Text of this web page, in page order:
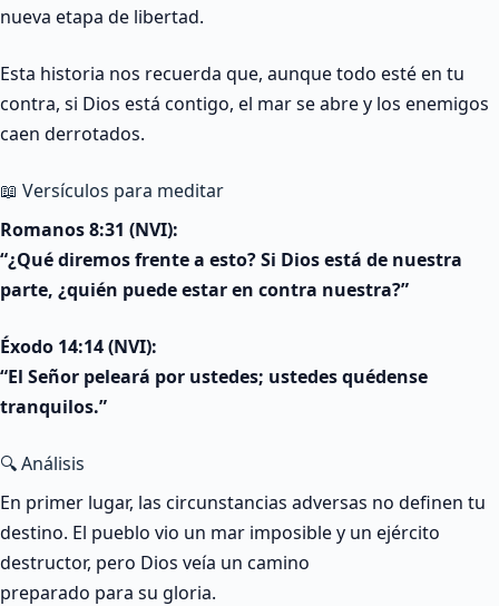
nueva etapa de libertad.
Esta historia nos recuerda que, aunque todo esté en tu
contra, si Dios está contigo, el mar se abre y los enemigos
caen derrotados.
📖 Versículos para meditar
Romanos 8:31 (NVI):
“¿Qué diremos frente a esto? Si Dios está de nuestra
parte, ¿quién puede estar en contra nuestra?”
Éxodo 14:14 (NVI):
“El Señor peleará por ustedes; ustedes quédense
tranquilos.”
🔍 Análisis
En primer lugar, las circunstancias adversas no definen tu
destino. El pueblo vio un mar imposible y un ejército
destructor, pero Dios veía un camino
preparado para su gloria.